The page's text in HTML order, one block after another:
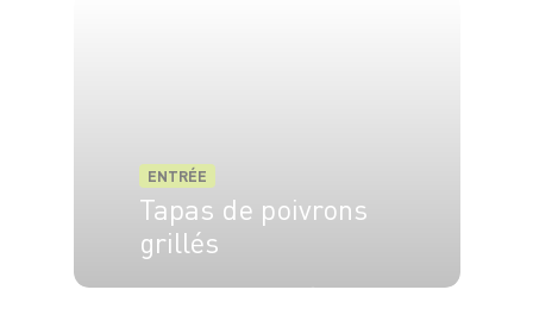
ENTRÉE
Tapas de poivrons
grillés